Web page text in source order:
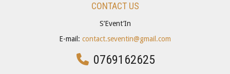
CONTACT US
S’Event’In
E-mail: contact.seventin@gmail.com
0769162625